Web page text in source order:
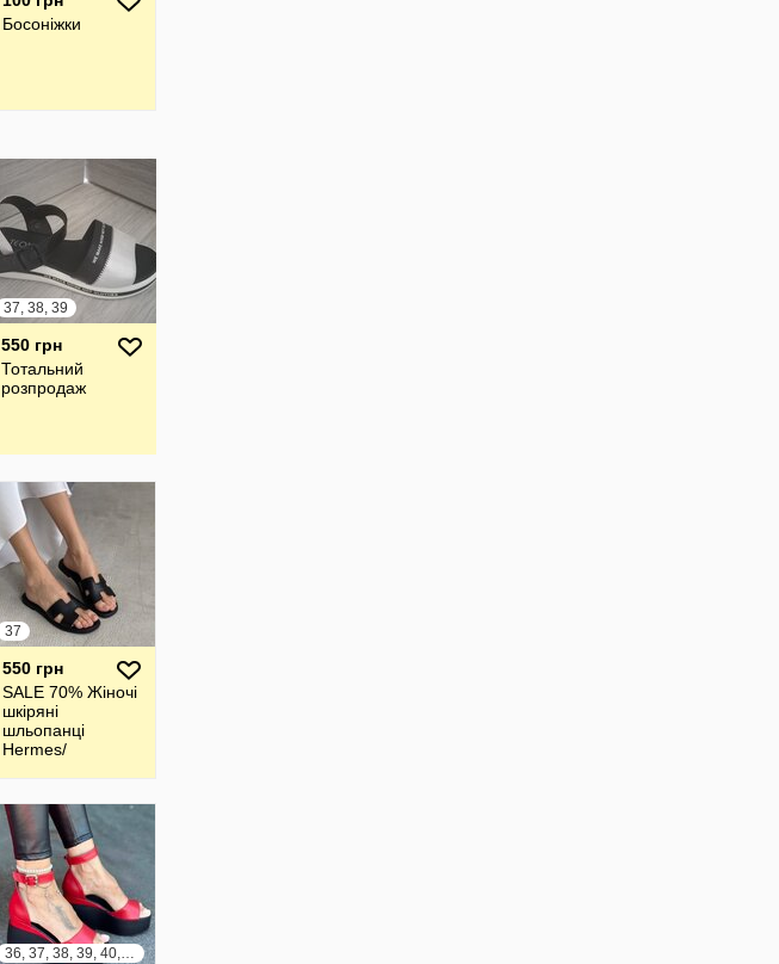
Босоніжки
37, 38, 39
550 грн
Тотальний
розпродаж
37
550 грн
SALE 70% Жіночі
шкіряні
шльопанці
Hermes/
36, 37, 38, 39, 40, 41